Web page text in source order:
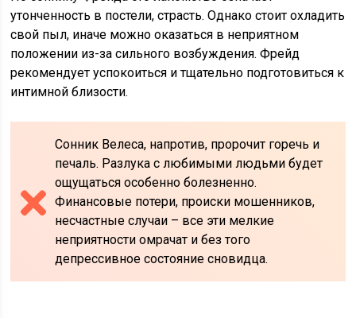
утонченность в постели, страсть. Однако стоит охладить
свой пыл, иначе можно оказаться в неприятном
положении из-за сильного возбуждения. Фрейд
рекомендует успокоиться и тщательно подготовиться к
интимной близости.
Сонник Велеса, напротив, пророчит горечь и
печаль. Разлука с любимыми людьми будет
ощущаться особенно болезненно.
Финансовые потери, происки мошенников,
несчастные случаи – все эти мелкие
неприятности омрачат и без того
депрессивное состояние сновидца.